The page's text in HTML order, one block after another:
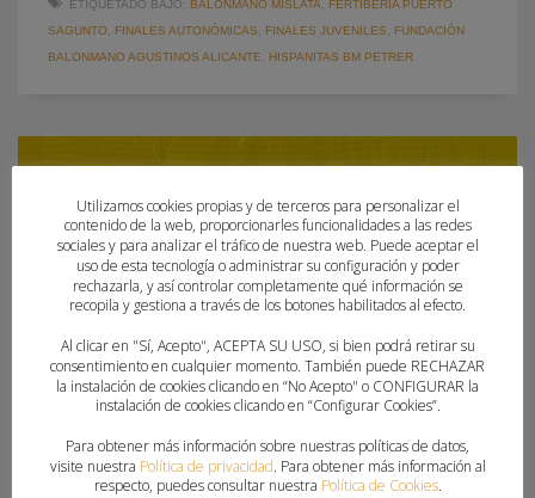
ETIQUETADO BAJO: BALONMANO MISLATA
FERTIBERIA PUERTO
SAGUNTO
FINALES AUTONÓMICAS FINALES JUVENILES
FUNDACIÓN
BALONMANO AGUSTINOS ALICANTE
HISPANITAS BM PETRER
Utilizamos cookies propias y de terceros para personalizar el
contenido de la web, proporcionarles funcionalidades a las redes
sociales y para analizar el tráfico de nuestra web. Puede aceptar el
uso de esta tecnología o administrar su configuración y poder
rechazarla, y así controlar completamente qué información se
recopila y gestiona a través de los botones habilitados al efecto.
Al clicar en "Sí, Acepto", ACEPTA SU USO, si bien podrá retirar su
consentimiento en cualquier momento. También puede RECHAZAR
la instalación de cookies clicando en “No Acepto" o CONFIGURAR la
instalación de cookies clicando en “Configurar Cookies”.
Para obtener más información sobre nuestras políticas de datos,
visite nuestra Política de privacidad. Para obtener más información al
respecto, puedes consultar nuestra Política de Cookies.